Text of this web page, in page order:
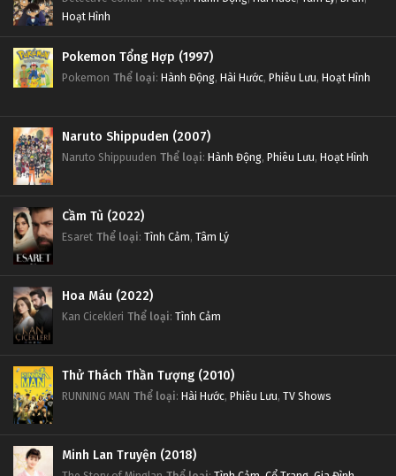
Hoạt Hình
Pokemon Tổng Hợp (1997)
Pokemon Thể loại: Hành Động, Hài Hước, Phiêu Lưu, Hoạt Hình
Naruto Shippuden (2007)
Naruto Shippuuden Thể loại: Hành Động, Phiêu Lưu, Hoạt Hình
Cầm Tù (2022)
Esaret Thể loại: Tình Cảm, Tâm Lý
Hoa Máu (2022)
Kan Cicekleri Thể loại: Tình Cảm
Thử Thách Thần Tượng (2010)
RUNNING MAN Thể loại: Hài Hước, Phiêu Lưu, TV Shows
Minh Lan Truyện (2018)